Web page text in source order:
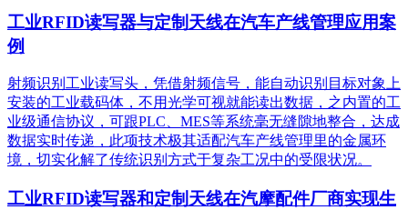
工业RFID读写器与定制天线在汽车产线管理应用案
例
射频识别工业读写头，凭借射频信号，能自动识别目标对象上
安装的工业载码体，不用光学可视就能读出数据，之内置的工
业级通信协议，可跟PLC、MES等系统毫无缝隙地整合，达成
数据实时传递，此项技术极其适配汽车产线管理里的金属环
境，切实化解了传统识别方式于复杂工况中的受限状况。
工业RFID读写器和定制天线在汽摩配件厂商实现生